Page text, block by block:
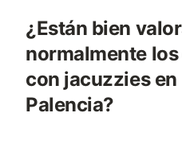
¿Están bien
normalmente
con jacuzzies
Palencia?